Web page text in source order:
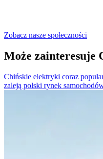
Zobacz nasze społeczności
Może zainteresuje
Chińskie elektryki coraz
zaleją polski rynek